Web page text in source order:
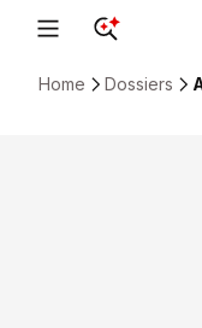
Home Dossiers